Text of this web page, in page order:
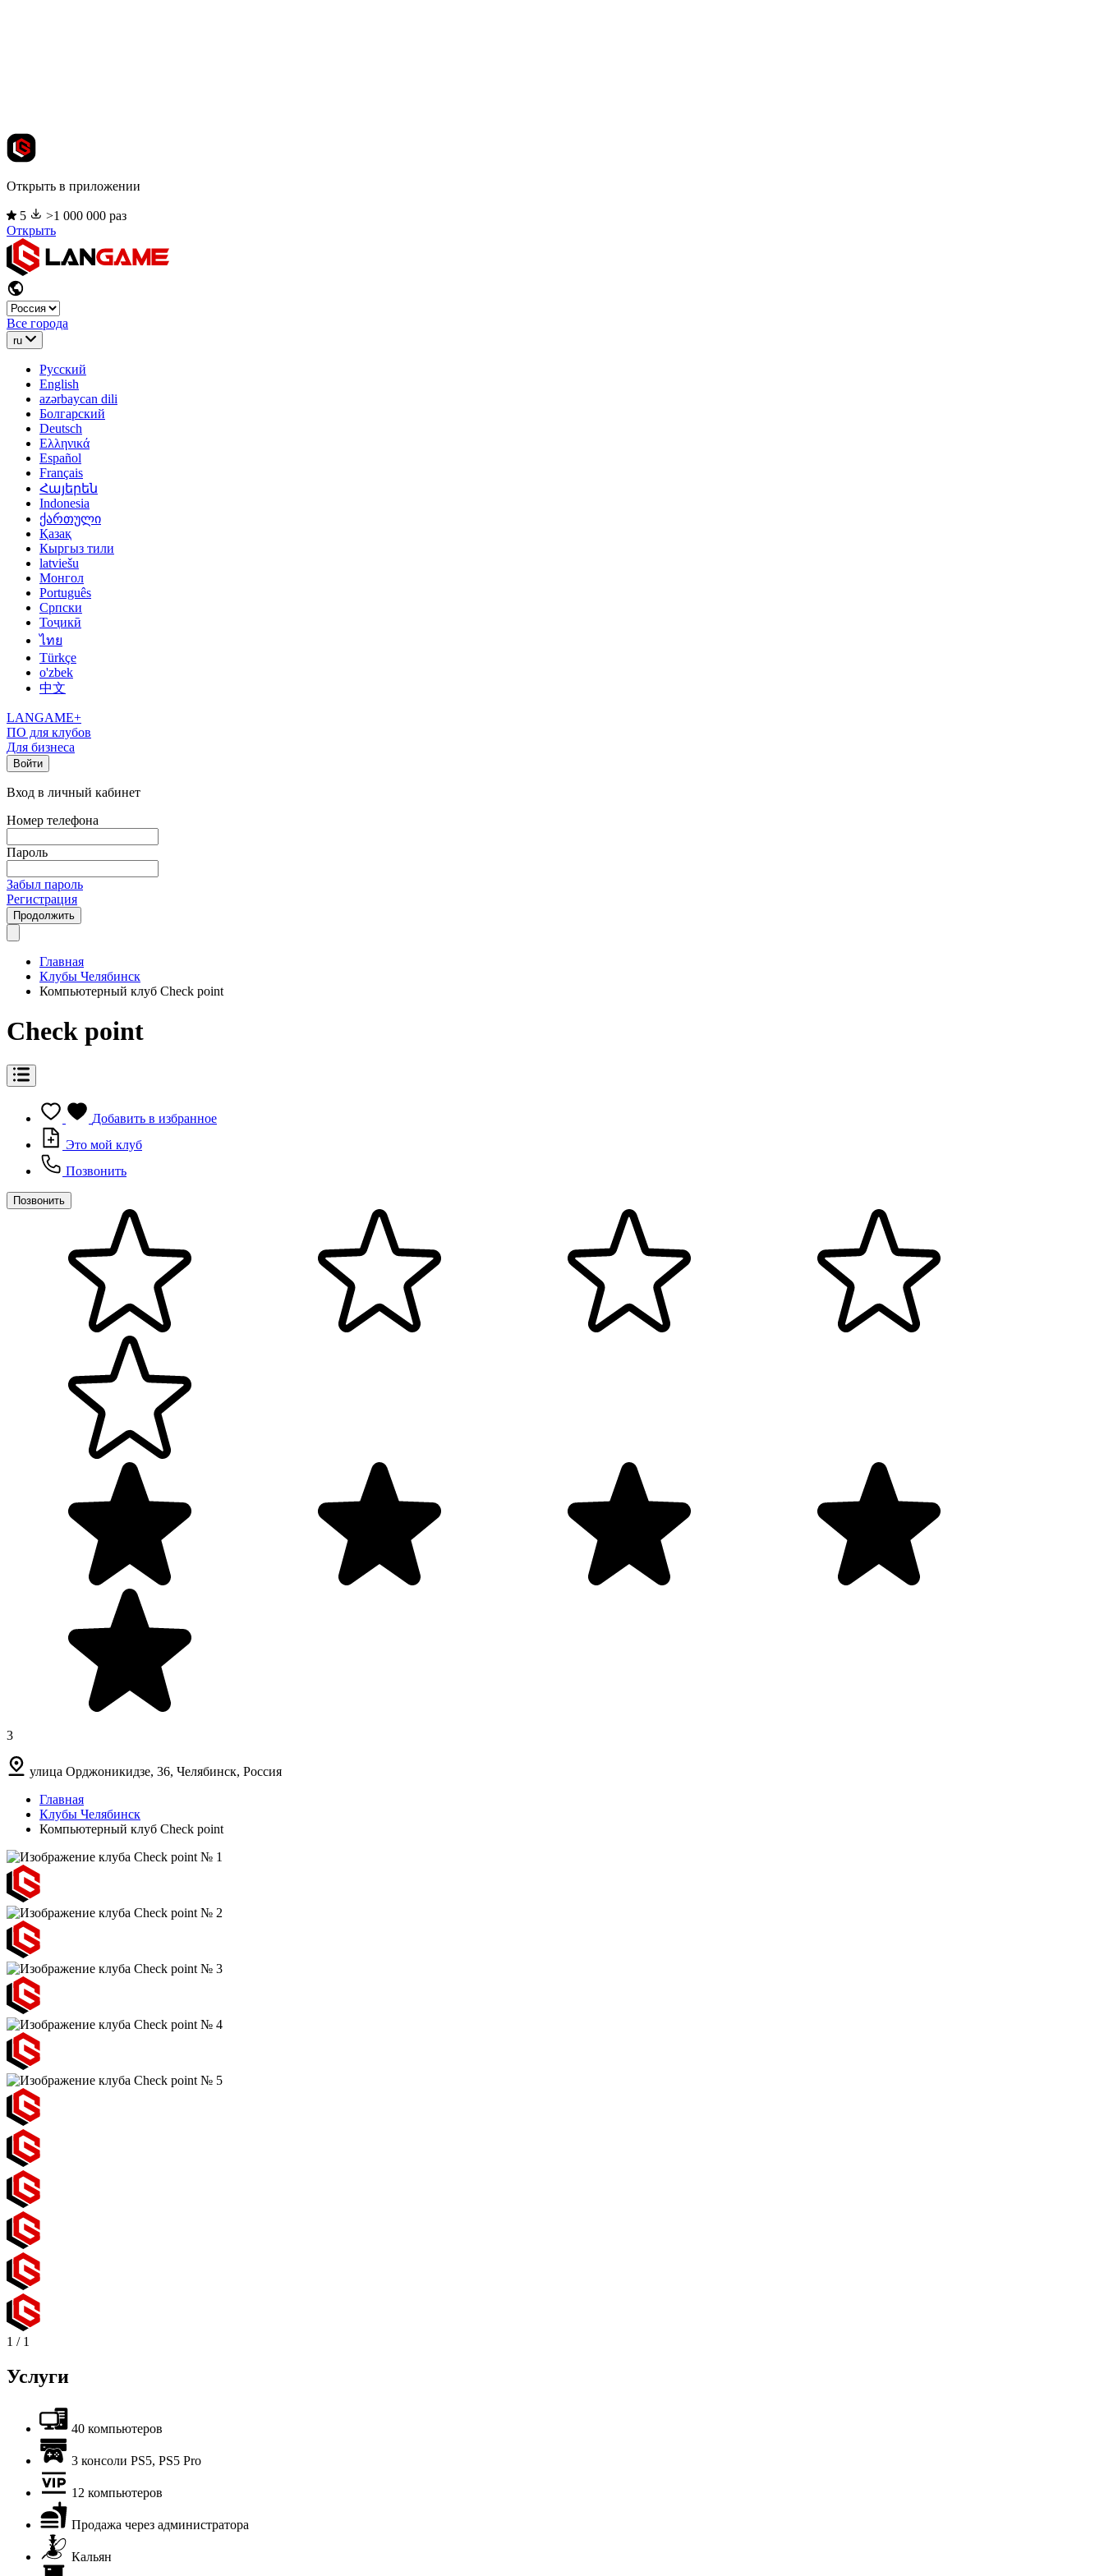
Открыть в приложении
5
>1 000 000 раз
Открыть
Все города
ru
Русский
English
azərbaycan dili
Болгарский
Deutsch
Ελληνικά
Español
Français
Հայերեն
Indonesia
ქართული
Қазақ
Кыргыз тили
latviešu
Монгол
Português
Српски
Тоҷикӣ
ไทย
Türkçe
o'zbek
中文
LANGAME+
ПО для клубов
Для бизнеса
Войти
Вход в личный кабинет
Номер телефона
Пароль
Забыл пароль
Регистрация
Продолжить
Главная
Клубы Челябинск
Компьютерный клуб Check point
Check point
Добавить в избранное
Это мой клуб
Позвонить
Позвонить
3
улица Орджоникидзе, 36, Челябинск, Россия
Главная
Клубы Челябинск
Компьютерный клуб Check point
1 / 1
Услуги
40 компьютеров
3 консоли PS5, PS5 Pro
12 компьютеров
Продажа через администратора
Кальян